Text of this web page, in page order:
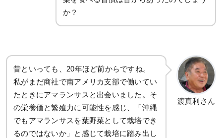
か？
昔といっても、20年ほど前からですね。
私がまだ商社で南アメリカ支部で働いてい
たときにアマランサスと出会いました。そ
の栄養価と繁殖力に可能性を感じ、「沖縄
でもアマランサスを葉野菜として栽培でき
るのではないか」と感じて栽培に踏み出し
渡真利さん